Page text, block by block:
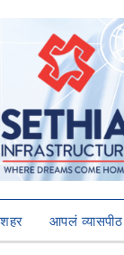
आपलं व्यासपीठ